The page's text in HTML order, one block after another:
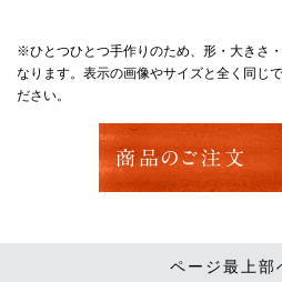
※ひとつひとつ手作りのため、形・大きさ
なります。表示の画像やサイズと全く同じ
ださい。
商品のご注文
ページ最上部